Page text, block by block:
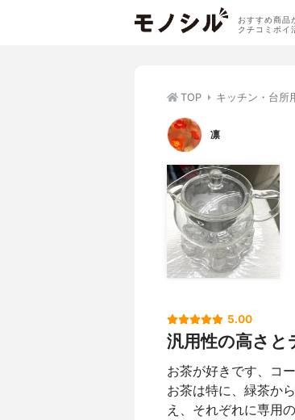
おすすめ商品
クチコミポイ
TOP キッチン・台所
凛
5.00
汎用性の高さと
お茶が好きです、コ
お茶は特に、緑茶か
え、それぞれに専用